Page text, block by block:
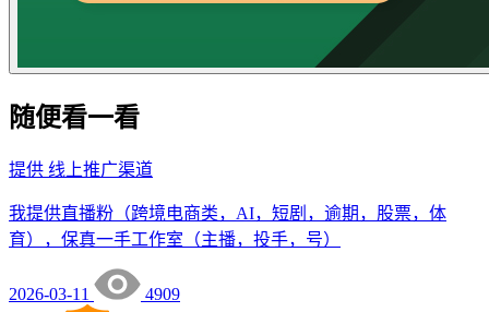
随便看一看
提供 线上推广渠道
我提供直播粉（跨境电商类，AI，短剧，逾期，股票，体
育），保真一手工作室（主播，投手，号）
2026-03-11 4909